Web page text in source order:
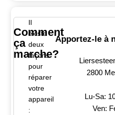
Comment
ça
marche?
Il
existe
deux
façons
pour
réparer
votre
appareil
:
Apportez-le à
2800
Lu-Sa:
Ven: